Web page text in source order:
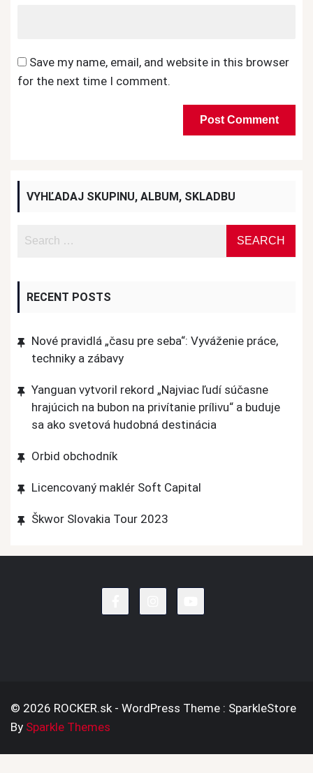
Save my name, email, and website in this browser
for the next time I comment.
VYHĽADAJ SKUPINU, ALBUM, SKLADBU
RECENT POSTS
Nové pravidlá „času pre seba“: Vyváženie práce,
techniky a zábavy
Yanguan vytvoril rekord „Najviac ľudí súčasne
hrajúcich na bubon na privítanie prílivu“ a buduje
sa ako svetová hudobná destinácia
Orbid obchodník
Licencovaný maklér Soft Capital
Škwor Slovakia Tour 2023
© 2026 ROCKER.sk - WordPress Theme : SparkleStore
By Sparkle Themes